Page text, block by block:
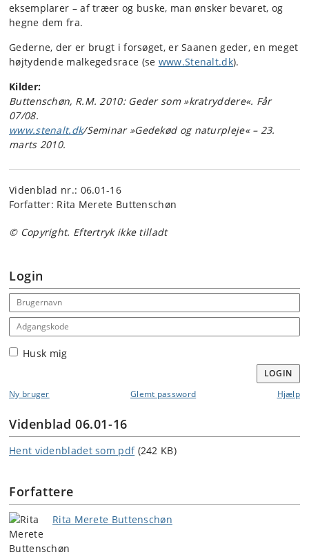
eksemplarer – af træer og buske, man ønsker bevaret, og
hegne dem fra.
Gederne, der er brugt i forsøget, er Saanen geder, en meget
højtydende malkegedsrace (se www.Stenalt.dk).
Kilder:
Buttenschøn, R.M. 2010: Geder som »kratryddere«. Får
07/08.
www.stenalt.dk/Seminar »Gedekød og naturpleje« – 23.
marts 2010.
Videnblad nr.: 06.01-16
Forfatter: Rita Merete Buttenschøn
© Copyright. Eftertryk ikke tilladt
Login
Email address
Adgangskode
Husk mig
LOGIN
Ny bruger
Glemt password Hjælp
Videnblad 06.01-16
Hent videnbladet som pdf (242 KB)
Forfattere
Rita Merete Buttenschøn